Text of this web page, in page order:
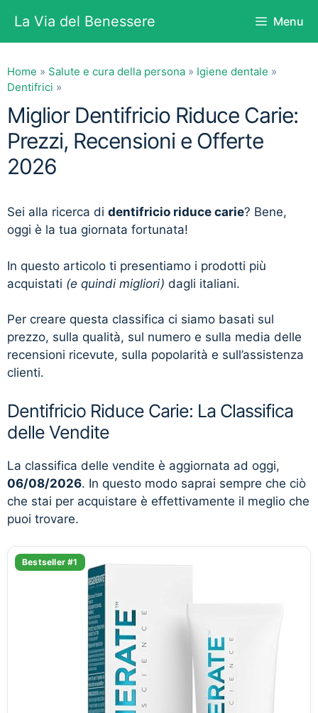
contenuto
La Via del Benessere Menu
Home » Salute e cura della persona » Igiene dentale »
Dentifrici »
Miglior Dentifricio Riduce Carie:
Prezzi, Recensioni e Offerte
2026
Sei alla ricerca di dentifricio riduce carie? Bene,
oggi è la tua giornata fortunata!
In questo articolo ti presentiamo i prodotti più
acquistati (e quindi migliori) dagli italiani.
Per creare questa classifica ci siamo basati sul
prezzo, sulla qualità, sul numero e sulla media delle
recensioni ricevute, sulla popolarità e sull’assistenza
clienti.
Dentifricio Riduce Carie: La Classifica
delle Vendite
La classifica delle vendite è aggiornata ad oggi,
06/08/2026. In questo modo saprai sempre che ciò
che stai per acquistare è effettivamente il meglio che
puoi trovare.
Bestseller #1